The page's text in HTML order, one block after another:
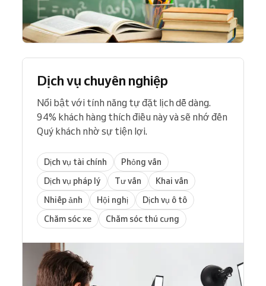
Dịch vụ chuyên nghiệp
Nổi bật với tính năng tự đặt lịch dễ dàng.
94% khách hàng thích điều này và sẽ nhớ đến
Quý khách nhờ sự tiện lợi.
Dịch vụ tài chính
Phỏng vấn
Dịch vụ pháp lý
Tư vấn
Khai vấn
Nhiếp ảnh
Hội nghị
Dịch vụ ô tô
Chăm sóc xe
Chăm sóc thú cưng